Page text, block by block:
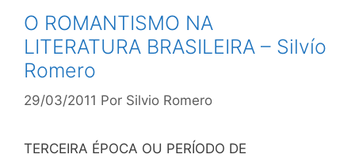
O ROMANTISMO NA
LITERATURA BRASILEIRA – Silvío
Romero
29/03/2011 Por Silvio Romero
TERCEIRA ÉPOCA OU PERÍODO DE